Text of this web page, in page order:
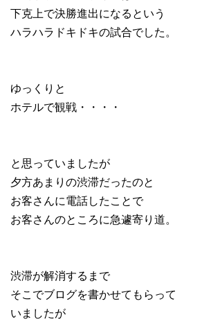
下克上で決勝進出になるという
ハラハラドキドキの試合でした。
ゆっくりと
ホテルで観戦・・・・
と思っていましたが
夕方あまりの渋滞だったのと
お客さんに電話したことで
お客さんのところに急遽寄り道。
渋滞が解消するまで
そこでブログを書かせてもらって
いましたが